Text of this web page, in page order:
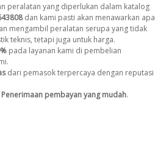
peralatan yang diperlukan dalam katalog
dan kami pasti akan menawarkan apa
mengambil peralatan serupa yang tidak
teknis, tetapi juga untuk harga.
pada layanan kami di pembelian
dari pemasok terpercaya dengan reputasi
Penerimaan pembayan yang mudah.